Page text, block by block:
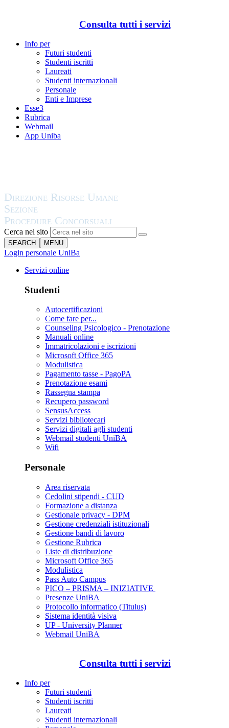
Consulta tutti i servizi
Info per
Futuri studenti
Studenti iscritti
Laureati
Studenti internazionali
Personale
Enti e Imprese
Esse3
Rubrica
Webmail
App Uniba
Cerca nel sito
SEARCH MENU
Login personale UniBa
Servizi online
Studenti
Autocertificazioni
Come fare per...
Counseling Psicologico - Prenotazione
Manuali online
Immatricolazioni e iscrizioni
Microsoft Office 365
Modulistica
Pagamento tasse - PagoPA
Prenotazione esami
Rassegna stampa
Recupero password
SensusAccess
Servizi bibliotecari
Servizi digitali agli studenti
Webmail studenti UniBA
Wifi
Personale
Area riservata
Cedolini stipendi - CUD
Formazione a distanza
Gestionale privacy - DPM
Gestione credenziali istituzionali
Gestione bandi di lavoro
Gestione Rubrica
Liste di distribuzione
Microsoft Office 365
Modulistica
Pass Auto Campus
PICO – PRISMA – INIZIATIVE
Presenze UniBA
Protocollo informatico (Titulus)
Sistema identità visiva
UP - University Planner
Webmail UniBA
Consulta tutti i servizi
Info per
Futuri studenti
Studenti iscritti
Laureati
Studenti internazionali